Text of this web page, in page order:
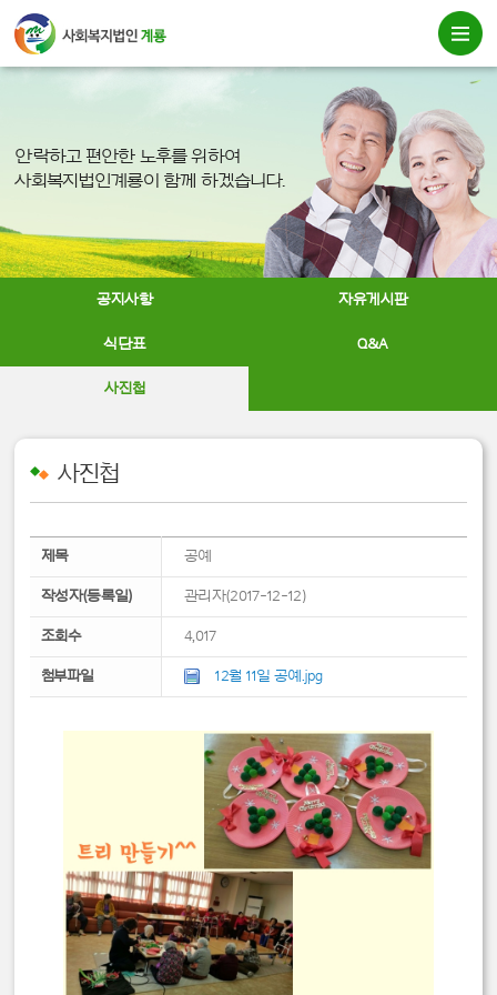
안락하고 편안한 노후를 위하여
사회복지법인계룡이 함께 하겠습니다.
공지사항 자유게시판
식단표 Q&A
사진첩
사진첩
제목 공예
작성자(등록일) 관리자(2017-12-12)
조회수 4,017
첨부파일 12월 11일 공예.jpg